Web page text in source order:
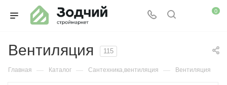
0
Вентиляция 115
Главная — Каталог — Сантехника,вентиляция — Вентиляция